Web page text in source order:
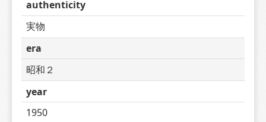
authenticity
実物
era
昭和２
year
1950